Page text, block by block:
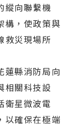
縱向聯繫機
構，使政策與
救災現場所
蓮縣消防局向
相關科技設
衛星微波電
以確保在極端